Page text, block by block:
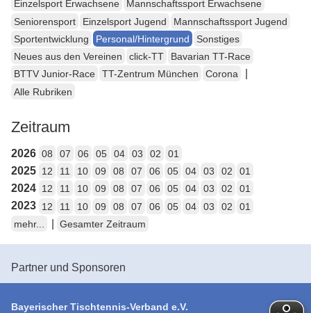
Einzelsport Erwachsene
Mannschaftssport Erwachsene
Seniorensport
Einzelsport Jugend
Mannschaftssport Jugend
Sportentwicklung
Personal/Hintergrund
Sonstiges
Neues aus den Vereinen
click-TT
Bavarian TT-Race
BTTV Junior-Race
TT-Zentrum München Corona
Alle Rubriken
Zeitraum
2026 08 07 06 05 04 03 02 01
2025 12 11 10 09 08 07 06 05 04 03 02 01
2024 12 11 10 09 08 07 06 05 04 03 02 01
2023 12 11 10 09 08 07 06 05 04 03 02
01
mehr...
Gesamter Zeitraum
Partner und Sponsoren
Bayerischer Tischtennis-Verband e.V.